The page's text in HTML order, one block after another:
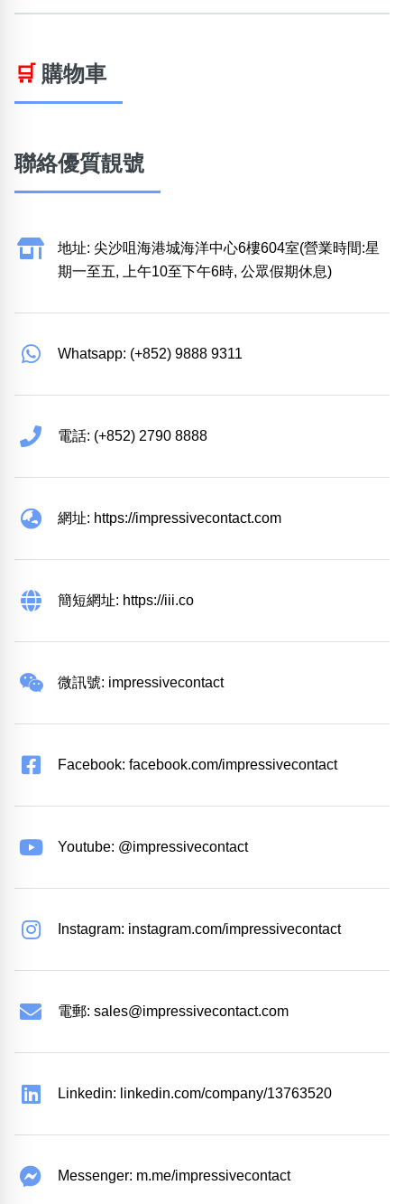
🛒 購物車
聯絡優質靚號
地址: 尖沙咀海港城海洋中心6樓604室(營業時間:星
期一至五, 上午10至下午6時, 公眾假期休息)
Whatsapp: (+852) 9888 9311
電話: (+852) 2790 8888
網址: https://impressivecontact.com
簡短網址: https://iii.co
微訊號: impressivecontact
Facebook: facebook.com/impressivecontact
Youtube: @impressivecontact
Instagram: instagram.com/impressivecontact
電郵: sales@impressivecontact.com
Linkedin: linkedin.com/company/13763520
Messenger: m.me/impressivecontact